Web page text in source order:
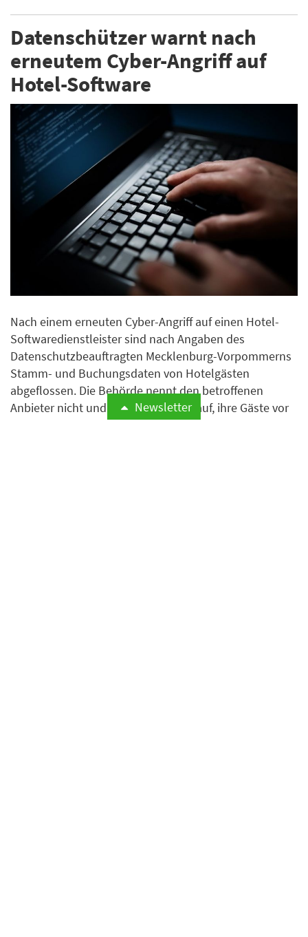
Datenschützer warnt nach
erneutem Cyber-Angriff auf
Hotel-Software
Nach einem erneuten Cyber-Angriff auf einen Hotel-
Softwaredienstleister sind nach Angaben des
Datenschutzbeauftragten Mecklenburg-Vorpommerns
Stamm- und Buchungsdaten von Hotelgästen
abgeflossen. Die Behörde nennt den betroffenen
Anbieter nicht und ruft Hotels dazu auf, ihre Gäste vor
Phishing-Angriffen zu warnen.
Newsletter